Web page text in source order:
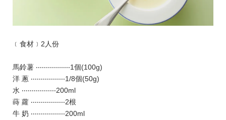
﹝食材﹞2人份
馬鈴薯 ‧‧‧‧‧‧‧‧‧‧‧‧‧‧‧‧‧1個(100g)
洋 蔥 ‧‧‧‧‧‧‧‧‧‧‧‧‧‧‧‧‧1/8個(50g)
水 ‧‧‧‧‧‧‧‧‧‧‧‧‧‧‧‧‧200ml
蒔 蘿 ‧‧‧‧‧‧‧‧‧‧‧‧‧‧‧‧‧2根
牛 奶 ‧‧‧‧‧‧‧‧‧‧‧‧‧‧‧‧‧200ml